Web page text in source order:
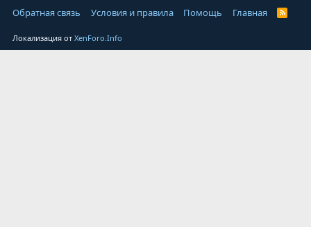
Обратная связь
Условия и правила Помощь Главная
Локализация отXenForo.Info